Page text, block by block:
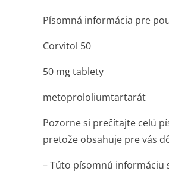
Písomná informácia pre
Corvitol 50
50 mg tablety
metoprololium­tartarát
Pozorne si prečítajte celú
pretože obsahuje pre vás
– Túto písomnú informáciu